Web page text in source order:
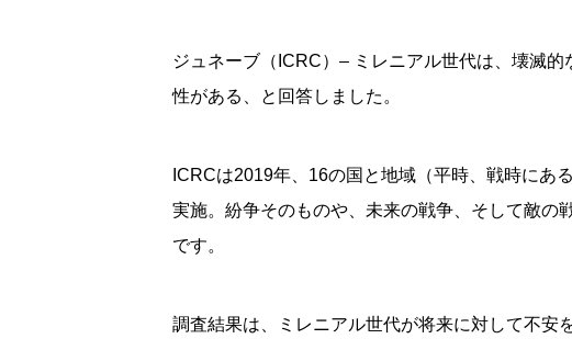
ジュネーブ（ICRC）– ミレニアル世代は、壊滅
性がある、と回答しました。
ICRCは2019年、16の国と地域（平時、戦時にあ
実施。紛争そのものや、未来の戦争、そして敵の
です。
調査結果は、ミレニアル世代が将来に対して不安